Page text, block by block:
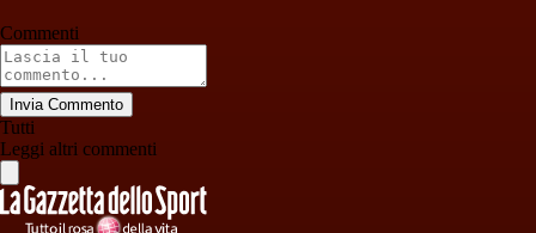
Commenti
Invia Commento
Tutti
Leggi altri commenti